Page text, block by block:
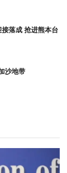
落成 抢进熊本台
沙地带